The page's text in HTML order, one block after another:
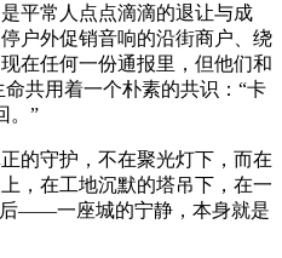
平常人点点滴滴的退让与成
户外促销音响的沿街商户、绕
在任何一份通报里，但他们和
共用着一个朴素的共识：“卡
。”
的守护，不在聚光灯下，而在
，在工地沉默的塔吊下，在一
——一座城的宁静，本身就是